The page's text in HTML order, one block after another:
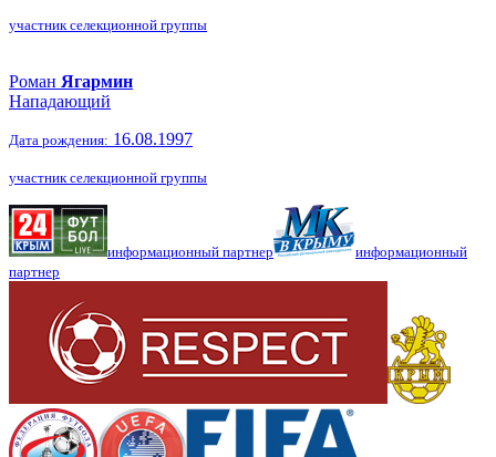
участник селекционной группы
Роман Ягармин
Нападающий
Дата рождения: 16.08.1997
участник селекционной группы
информационный партнер
информационный
партнер